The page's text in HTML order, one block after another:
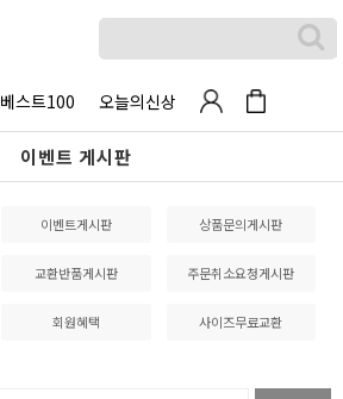
베스트100 오늘의신상
이벤트 게시판
이벤트게시판 상품문의게시판
교환반품게시판 주문취소요청게시판
회원혜택 사이즈무료교환